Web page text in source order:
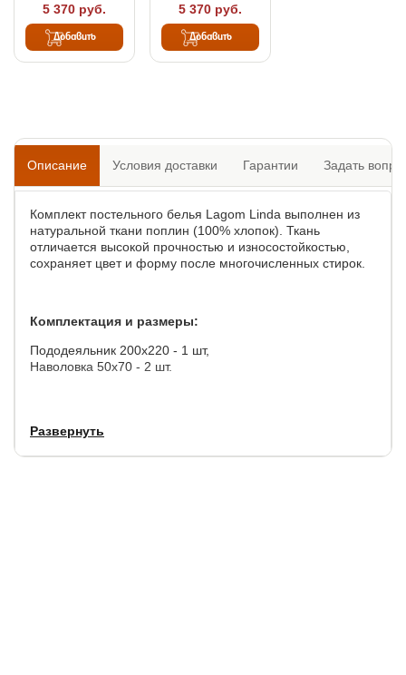
5 370 руб.
Добавить
5 370 руб.
Добавить
Описание Условия доставки Гарантии Задать
Комплект постельного белья Lagom Linda выполнен из
натуральной ткани поплин (100% хлопок). Ткань
отличается высокой прочностью и износостойкостью,
сохраняет цвет и форму после многочисленных стирок.
Комплектация и размеры:
Пододеяльник 200х220 - 1 шт,
Наволовка 50х70 - 2 шт.
Обратите внимание, что простыня в комплект не входит!
Комплект представлен только в евро размере!
Развернуть